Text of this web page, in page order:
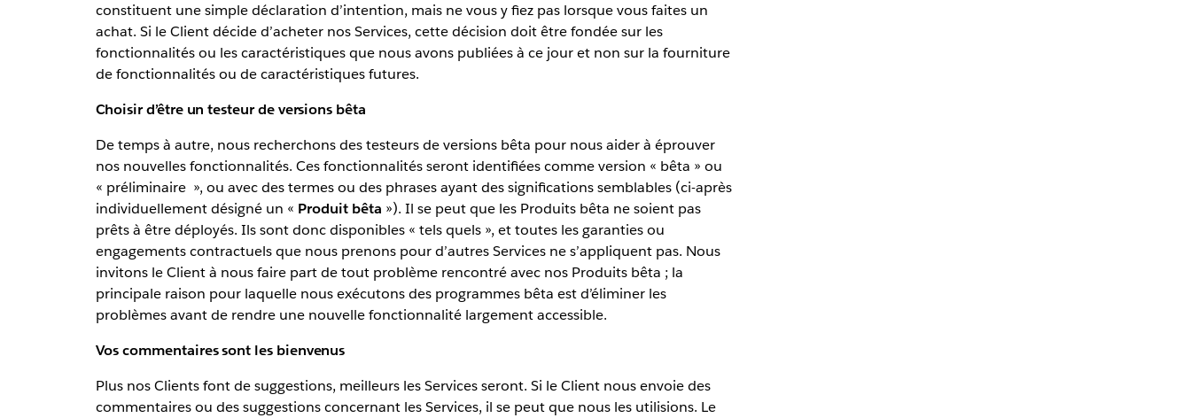
constituent une simple déclaration d’intention, mais ne vous y fiez pas lorsque vous faites un
achat. Si le Client décide d’acheter nos Services, cette décision doit être fondée sur les
fonctionnalités ou les caractéristiques que nous avons publiées à ce jour et non sur la fourniture
de fonctionnalités ou de caractéristiques futures.
Choisir d’être un testeur de versions bêta
De temps à autre, nous recherchons des testeurs de versions bêta pour nous aider à éprouver
nos nouvelles fonctionnalités. Ces fonctionnalités seront identifiées comme version « bêta » ou
« préliminaire », ou avec des termes ou des phrases ayant des significations semblables (ci-après
individuellement désigné un « Produit bêta »). Il se peut que les Produits bêta ne soient pas
prêts à être déployés. Ils sont donc disponibles « tels quels », et toutes les garanties ou
engagements contractuels que nous prenons pour d’autres Services ne s’appliquent pas. Nous
invitons le Client à nous faire part de tout problème rencontré avec nos Produits bêta ; la
principale raison pour laquelle nous exécutons des programmes bêta est d’éliminer les
problèmes avant de rendre une nouvelle fonctionnalité largement accessible.
Vos commentaires sont les bienvenus
Plus nos Clients font de suggestions, meilleurs les Services seront. Si le Client nous envoie des
commentaires ou des suggestions concernant les Services, il se peut que nous les utilisions. Le